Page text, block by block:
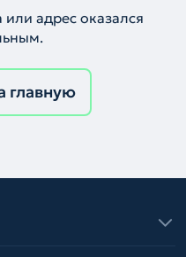
адрес оказался
главную